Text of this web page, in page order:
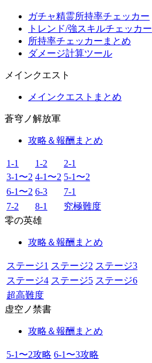
ガチャ精霊所持率チェッカー
トレンド/強スキルチェッカー
所持率チェッカーまとめ
ダメージ計算ツール
メインクエスト
メインクエストまとめ
蒼穹ノ解放軍
攻略＆報酬まとめ
1-1 1-2
2-1
3-1〜2 4-1〜2 5-1〜2
6-1〜2 6-3
7-1
7-2
8-1
究極難度
零の英雄
攻略＆報酬まとめ
ステージ1 ステージ2 ステージ3
ステージ4 ステージ5 ステージ6
超高難度
虚空ノ禁書
攻略＆報酬まとめ
5-1〜2攻略 6-1〜3攻略